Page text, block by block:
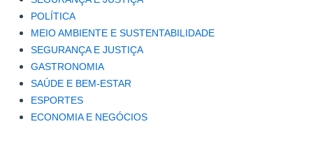
POLÍTICA
MEIO AMBIENTE E SUSTENTABILIDADE
SEGURANÇA E JUSTIÇA
GASTRONOMIA
SAÚDE E BEM-ESTAR
ESPORTES
ECONOMIA E NEGÓCIOS